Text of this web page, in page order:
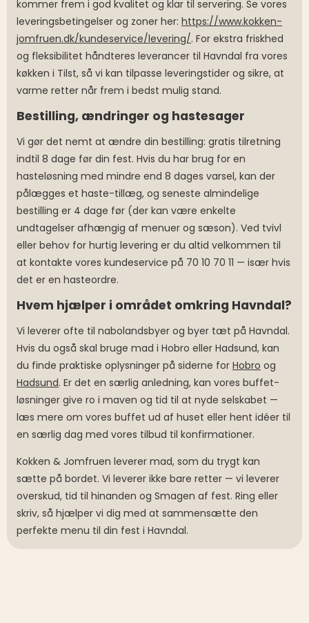
kommer frem i god kvalitet og klar til servering. Se vores
leveringsbetingelser og zoner her: https://www.kokken-
jomfruen.dk/kundeservice/levering/. For ekstra friskhed
og fleksibilitet håndteres leverancer til Havndal fra vores
køkken i Tilst, så vi kan tilpasse leveringstider og sikre, at
varme retter når frem i bedst mulig stand.
Bestilling, ændringer og hastesager
Vi gør det nemt at ændre din bestilling: gratis tilretning
indtil 8 dage før din fest. Hvis du har brug for en
hasteløsning med mindre end 8 dages varsel, kan der
pålægges et haste-tillæg, og seneste almindelige
bestilling er 4 dage før (der kan være enkelte
undtagelser afhængig af menuer og sæson). Ved tvivl
eller behov for hurtig levering er du altid velkommen til
at kontakte vores kundeservice på 70 10 70 11 — især hvis
det er en hasteordre.
Hvem hjælper i området omkring Havndal?
Vi leverer ofte til nabolandsbyer og byer tæt på Havndal.
Hvis du også skal bruge mad i Hobro eller Hadsund, kan
du finde praktiske oplysninger på siderne for Hobro og
Hadsund. Er det en særlig anledning, kan vores buffet-
løsninger give ro i maven og tid til at nyde selskabet —
læs mere om vores buffet ud af huset eller hent idéer til
en særlig dag med vores tilbud til konfirmationer.
Kokken & Jomfruen leverer mad, som du trygt kan
sætte på bordet. Vi leverer ikke bare retter — vi leverer
overskud, tid til hinanden og Smagen af fest. Ring eller
skriv, så hjælper vi dig med at sammensætte den
perfekte menu til din fest i Havndal.